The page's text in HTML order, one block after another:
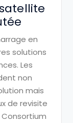
en
solutions
Les
non
mais
de revisite
Consortium